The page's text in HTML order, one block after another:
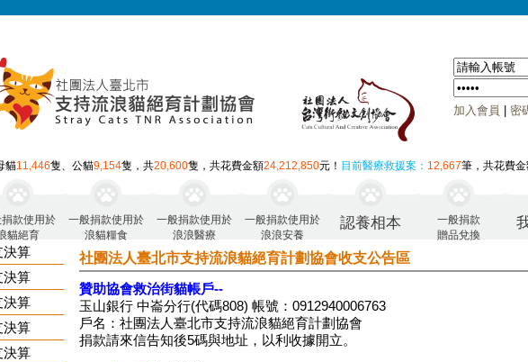
加入會員 密
貓11,446隻、公貓9,154隻，共20,600隻，共花費金額24,212,850元！ 目前醫療救援案： 12,667筆，共花費金
款使用於
貓絕育
一般捐款使用於
浪貓糧食
一般捐款使用於
浪浪醫療
一般捐款使用於
浪浪安養
認養相本
一般捐款
贈品兌換
決算
決算
決算
決算
決算
社團法人臺北市支持流浪貓絕育計劃協會收支公告區
贊助協會救治街貓帳戶--
玉山銀行 中崙分行(代碼808) 帳號：0912940006763
戶名：社團法人臺北市支持流浪貓絕育計劃協會
捐款請來信告知後5碼與地址，以利收據開立。